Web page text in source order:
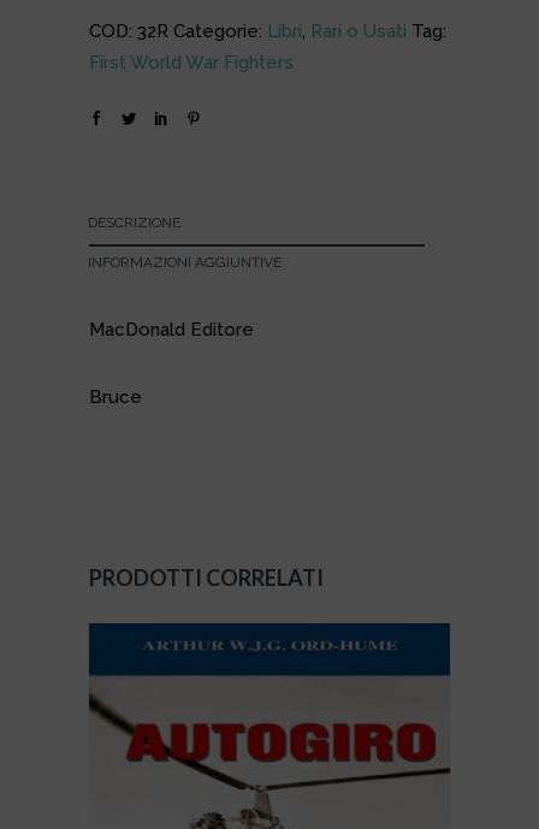
COD: 32R Categorie: Libri, Rari o Usati Tag:
First World War Fighters
DESCRIZIONE
INFORMAZIONI AGGIUNTIVE
MacDonald Editore
Bruce
PRODOTTI CORRELATI